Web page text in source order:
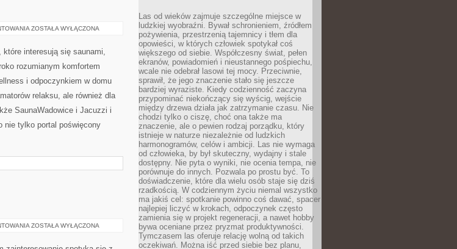
SAUNAWADOWICE
ZOSTAŁA WYŁĄCZONA
interesują się saunami,
rozumianym komfortem
i odpoczynkiem w domu
relaksu, ale również dla
SaunaWadowice i Jacuzzi i
nie tylko portal poświęcony
WSPÓŁCZESNE
ZOSTAŁA WYŁĄCZONA
Las od wieków zajmuje szczególne miejsce w
ludzkiej wyobraźni. Bywał schronieniem, źródłem
pożywienia, przestrzenią tajemnicy i tłem dla
opowieści, w których człowiek spotykał coś
większego od siebie. Współczesny świat, pełen
ekranów, powiadomień i nieustannego pośpiechu,
wcale nie odebrał lasowi tej mocy. Przeciwnie,
sprawił, że jego znaczenie stało się jeszcze
bardziej wyraziste. Kiedy codzienność zaczyna
przypominać niekończący się wyścig, wejście
między drzewa działa jak zatrzymanie czasu. Nie
chodzi tylko o ciszę, choć ona także ma
znaczenie, ale o pewien rodzaj porządku, który
istnieje w naturze niezależnie od ludzkich
harmonogramów, celów i ambicji. Las nie wymaga
od człowieka, by był skuteczny, wydajny i stale
dostępny. Nie pyta o wyniki, nie ocenia tempa, nie
porównuje do innych. Pozwala po prostu być. To
doświadczenie, które dla wielu osób staje się dziś
rzadkością. W codziennym życiu niemal wszystko
ma jakiś cel: spotkanie powinno coś dawać, spacer
najlepiej liczyć w krokach, odpoczynek często
zamienia się w projekt regeneracji, a nawet hobby
bywa oceniane przez pryzmat produktywności.
Tymczasem las oferuje relację wolną od takich
oczekiwań. Można iść przed siebie bez planu,